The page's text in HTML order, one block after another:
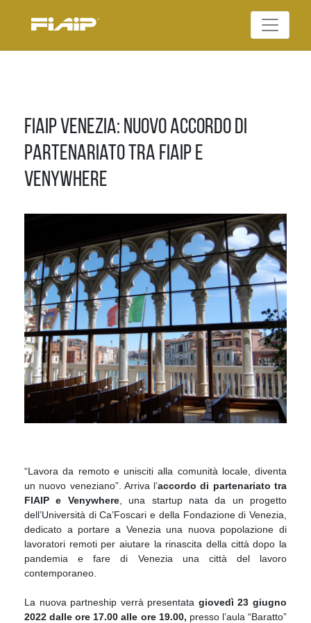
Federazione Italiana
Fiaip Venezia: Nuovo accordo di
partenariato tra FIAIP e
Venywhere
“Lavora da remoto e unisciti alla comunità locale, diventa
un nuovo veneziano”. Arriva l’accordo di partenariato tra
FIAIP e Venywhere, una startup nata da un progetto
dell’Università di Ca’Foscari e della Fondazione di Venezia,
dedicato a portare a Venezia una nuova popolazione di
lavoratori remoti per aiutare la rinascita della città dopo la
pandemia e fare di Venezia una città del lavoro
contemporaneo.
La nuova partneship verrà presentata giovedì 23 giugno
2022 dalle ore 17.00 alle ore 19.00, presso l’aula “Baratto”